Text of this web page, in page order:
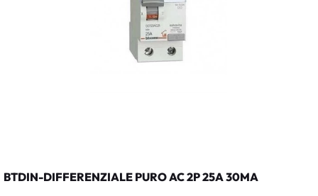
BTDIN-DIFFERENZIALE PURO AC 2P 25A 30MA